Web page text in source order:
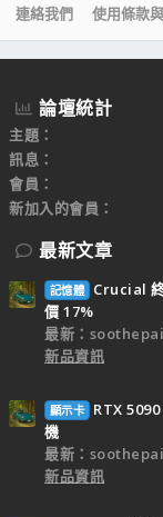
連絡我們
使用條款
論壇統計
主題
訊息
會員
新加入的會員
最新文章
記憶體
Crucial
價 17%
最新：
新品資訊
顯示卡
RTX
機
最新：
新品資訊